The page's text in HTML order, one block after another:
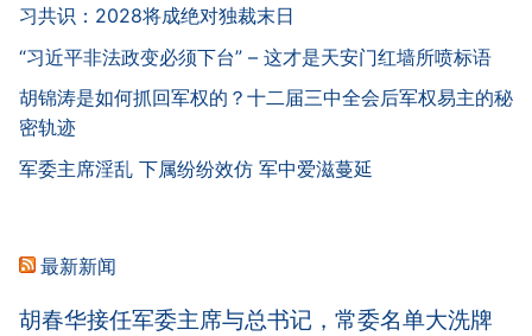
习共识：2028将成绝对独裁末日
“习近平非法政变必须下台” – 这才是天安门红墙所喷标语
胡锦涛是如何抓回军权的？十二届三中全会后军权易主的秘
密轨迹
军委主席淫乱 下属纷纷效仿 军中爱滋蔓延
最新新闻
胡春华接任军委主席与总书记，常委名单大洗牌